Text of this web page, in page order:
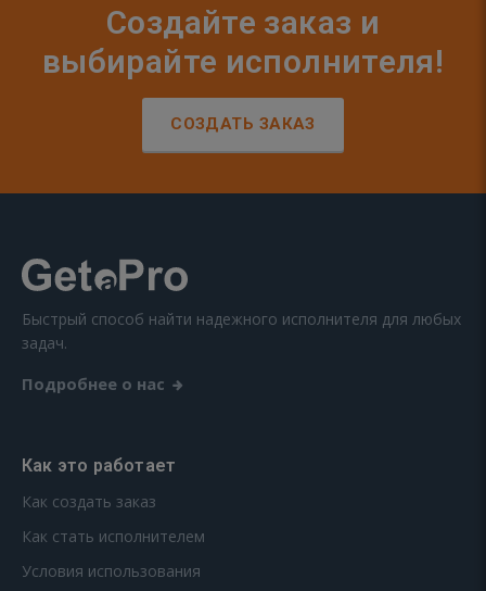
Создайте заказ и
выбирайте исполнителя!
СОЗДАТЬ ЗАКАЗ
Быстрый способ найти надежного исполнителя для любых
задач.
Подробнее о нас
Как это работает
Как создать заказ
Как стать исполнителем
Условия использования